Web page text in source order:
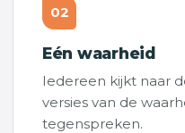
02
Eén waarheid
Iedereen kijkt naar
versies van de
tegenspreken.